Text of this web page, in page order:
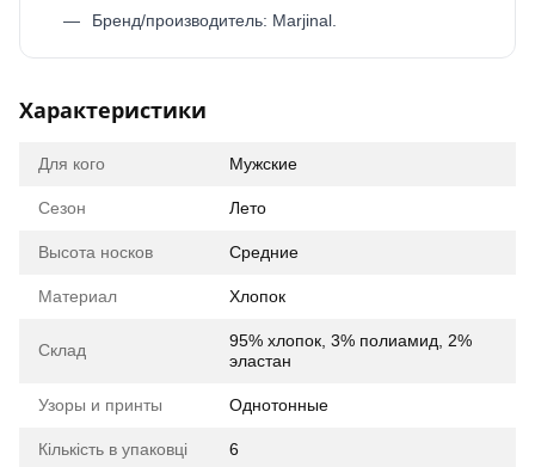
Бренд/производитель: Marjinal.
Характеристики
Для кого Мужские
Сезон Лето
Высота носков Средние
Материал Хлопок
Склад
95% хлопок, 3% полиамид, 2%
эластан
Узоры и принты Однотонные
Кількість в упаковці 6